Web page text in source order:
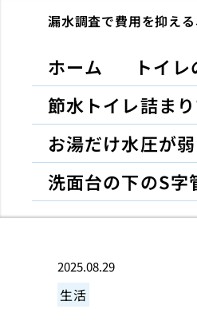
漏水調査で費用を抑え
ホーム
トイ
節水トイレ詰ま
お湯だけ水圧が
洗面台の下のS字
2025.08.29
生活